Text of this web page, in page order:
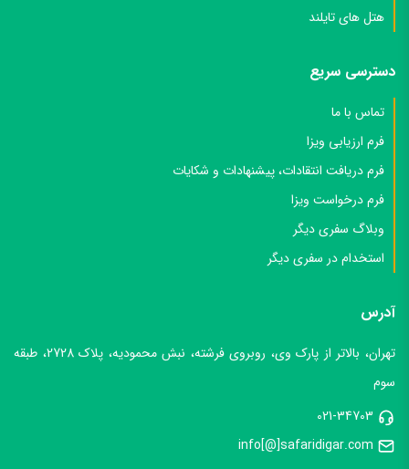
هتل های تایلند
دسترسی سریع
تماس با ما
فرم ارزیابی ویزا
فرم دریافت انتقادات، پیشنهادات و شکایات
فرم درخواست ویزا
وبلاگ سفری دیگر
استخدام در سفری دیگر
آدرس
تهران، بالاتر از پارک وی، روبروی فرشته، نبش محمودیه، پلاک 2728، طبقه
سوم
021-34703
info[@]safaridigar.com